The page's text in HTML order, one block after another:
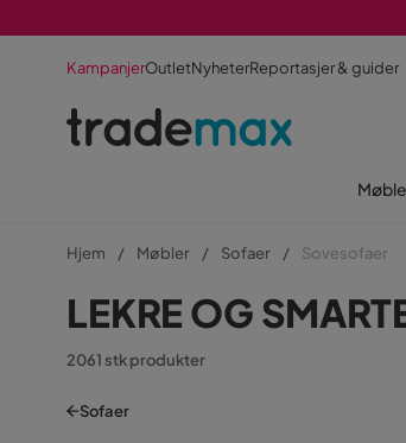
KampanjerOutletNyheterReportasjer & guider
Hjem Møbler Sofaer Sovesofaer
LEKRE OG
2061 stk produkter
Sofaer